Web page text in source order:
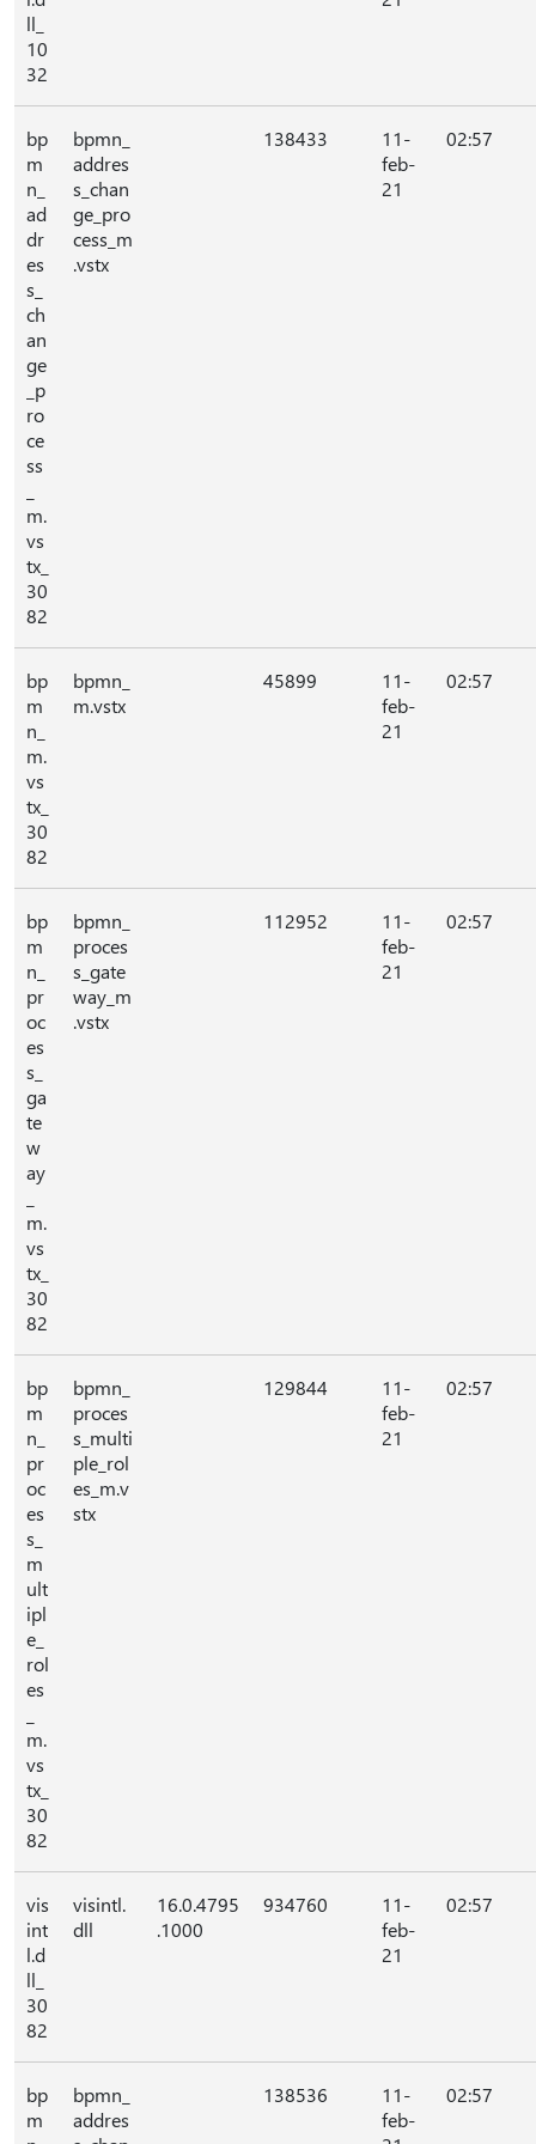
ll_
10
32
bp
m
n_
ad
dr
es
s_
ch
an
ge
_p
ro
ce
ss
m.
vs
tx_
30
82
bpmn_
addres
s_chan
ge_pro
cess_m
.vstx
138433
11-
feb-
21
02:57
bp
m
n_
m.
vs
tx_
30
82
bpmn_
m.vstx
45899
11-
feb-
21
02:57
bp
m
n_
pr
oc
es
s_
ga
te
w
ay
m.
vs
tx_
30
82
bpmn_
proces
s_gate
way_m
.vstx
112952
11-
feb-
21
02:57
bp
m
n_
pr
oc
es
s_
m
ult
ipl
e_
rol
es
m.
vs
tx_
30
82
bpmn_
proces
s_multi
ple_rol
es_m.v
stx
129844
11-
feb-
21
02:57
vis
int
l.d
ll_
30
82
visintl.
dll
16.0.4795
.1000
934760
11-
feb-
21
02:57
bp
m
bpmn_
addres
138536
11-
feb-
02:57